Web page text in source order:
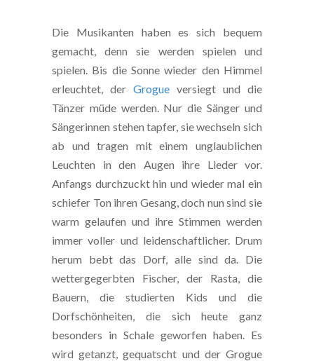
Die Musikanten haben es sich bequem
gemacht, denn sie werden spielen und
spielen. Bis die Sonne wieder den Himmel
erleuchtet, der Grogue versiegt und die
Tänzer müde werden. Nur die Sänger und
Sängerinnen stehen tapfer, sie wechseln sich
ab und tragen mit einem unglaublichen
Leuchten in den Augen ihre Lieder vor.
Anfangs durchzuckt hin und wieder mal ein
schiefer Ton ihren Gesang, doch nun sind sie
warm gelaufen und ihre Stimmen werden
immer voller und leidenschaftlicher. Drum
herum bebt das Dorf, alle sind da. Die
wettergegerbten Fischer, der Rasta, die
Bauern, die studierten Kids und die
Dorfschönheiten, die sich heute ganz
besonders in Schale geworfen haben. Es
wird getanzt, gequatscht und der Grogue